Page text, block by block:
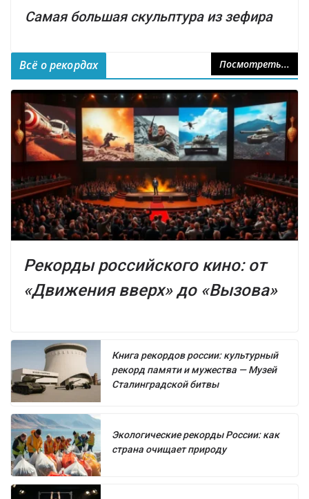
Самая большая скульптура из зефира
Всё о рекордах Посмотреть...
Рекорды российского кино: от
«Движения вверх» до «Вызова»
Книга рекордов россии: культурный
рекорд памяти и мужества — Музей
Сталинградской битвы
Экологические рекорды России: как
страна очищает природу